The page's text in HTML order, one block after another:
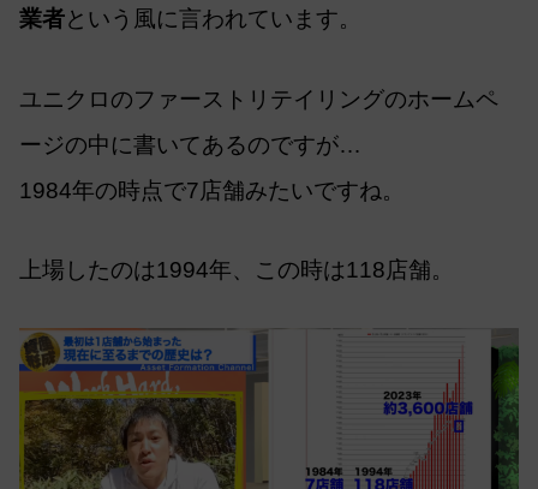
業者という風に言われています。
ユニクロのファーストリテイリングのホームペ
ージの中に書いてあるのですが…
1984年の時点で7店舗みたいですね。
上場したのは1994年、この時は118店舗。